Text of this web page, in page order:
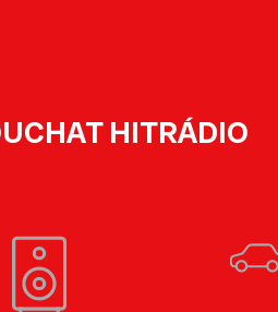
HITRÁDIO